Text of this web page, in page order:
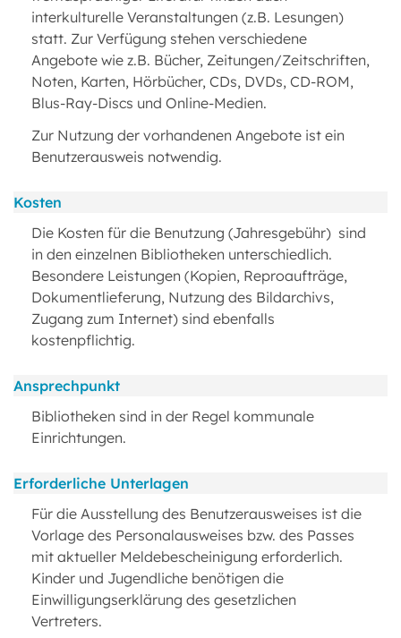
interkulturelle Veranstaltungen (z.B. Lesungen)
statt. Zur Verfügung stehen verschiedene
Angebote wie z.B. Bücher, Zeitungen/Zeitschriften,
Noten, Karten, Hörbücher, CDs, DVDs, CD-ROM,
Blus-Ray-Discs und Online-Medien.
Zur Nutzung der vorhandenen Angebote ist ein
Benutzerausweis notwendig.
Kosten
Die Kosten für die Benutzung (Jahresgebühr) sind
in den einzelnen Bibliotheken unterschiedlich.
Besondere Leistungen (Kopien, Reproaufträge,
Dokumentlieferung, Nutzung des Bildarchivs,
Zugang zum Internet) sind ebenfalls
kostenpflichtig.
Ansprechpunkt
Bibliotheken sind in der Regel kommunale
Einrichtungen.
Erforderliche Unterlagen
Für die Ausstellung des Benutzerausweises ist die
Vorlage des Personalausweises bzw. des Passes
mit aktueller Meldebescheinigung erforderlich.
Kinder und Jugendliche benötigen die
Einwilligungserklärung des gesetzlichen
Vertreters.